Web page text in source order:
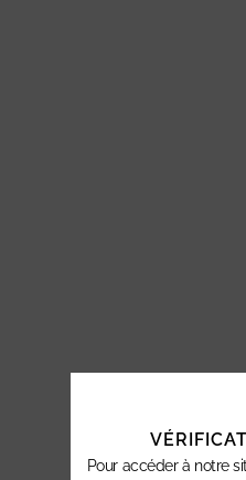
Pour accéder à notre